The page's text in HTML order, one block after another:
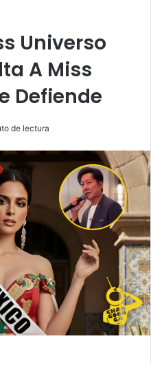
Universo
A Miss
Defiende
de lectura